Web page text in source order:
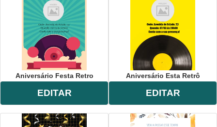
Aniversário Festa Retro
EDITAR
Aniversário Esta Retrô
EDITAR